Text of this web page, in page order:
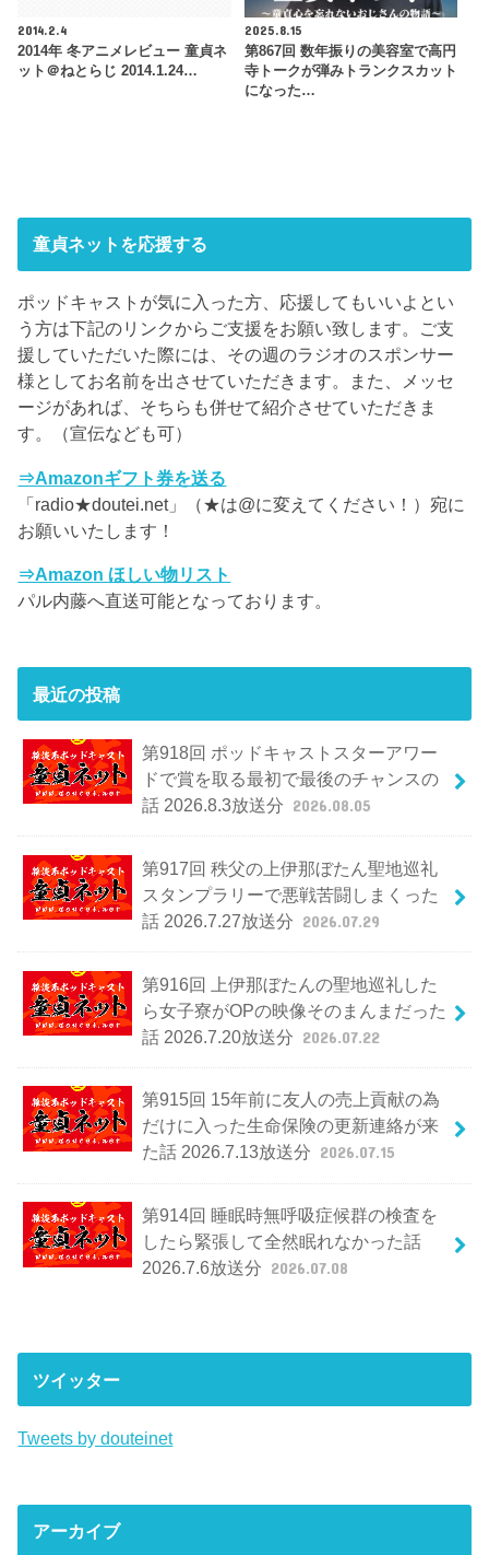
2014.2.4
2014年 冬アニメレビュー 童貞ネ
ット＠ねとらじ 2014.1.24…
2025.8.15
第867回 数年振りの美容室で高円
寺トークが弾みトランクスカット
になった…
童貞ネットを応援する
ポッドキャストが気に入った方、応援してもいいよとい
う方は下記のリンクからご支援をお願い致します。ご支
援していただいた際には、その週のラジオのスポンサー
様としてお名前を出させていただきます。また、メッセ
ージがあれば、そちらも併せて紹介させていただきま
す。（宣伝なども可）
⇒Amazonギフト券を送る
「radio★doutei.net」（★は@に変えてください！）宛に
お願いいたします！
⇒Amazon ほしい物リスト
パル内藤へ直送可能となっております。
最近の投稿
第918回 ポッドキャストスターアワー
ドで賞を取る最初で最後のチャンスの
話 2026.8.3放送分 2026.08.05
第917回 秩父の上伊那ぼたん聖地巡礼
スタンプラリーで悪戦苦闘しまくった
話 2026.7.27放送分 2026.07.29
第916回 上伊那ぼたんの聖地巡礼した
ら女子寮がOPの映像そのまんまだった
話 2026.7.20放送分 2026.07.22
第915回 15年前に友人の売上貢献の為
だけに入った生命保険の更新連絡が来
た話 2026.7.13放送分 2026.07.15
第914回 睡眠時無呼吸症候群の検査を
したら緊張して全然眠れなかった話
2026.7.6放送分 2026.07.08
ツイッター
Tweets by douteinet
アーカイブ